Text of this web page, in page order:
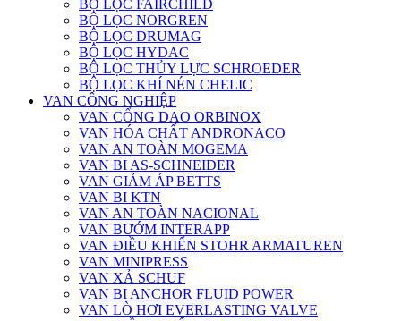
BỘ LỌC FAIRCHILD
BỘ LỌC NORGREN
BỘ LỌC DRUMAG
BỘ LỌC HYDAC
BỘ LỌC THỦY LỰC SCHROEDER
BỘ LỌC KHÍ NÉN CHELIC
VAN CÔNG NGHIỆP
VAN CỔNG DAO ORBINOX
VAN HÓA CHẤT ANDRONACO
VAN AN TOÀN MOGEMA
VAN BI AS-SCHNEIDER
VAN GIẢM ÁP BETTS
VAN BI KTN
VAN AN TOÀN NACIONAL
VAN BƯỚM INTERAPP
VAN ĐIỀU KHIỂN STOHR ARMATUREN
VAN MINIPRESS
VAN XẢ SCHUF
VAN BI ANCHOR FLUID POWER
VAN LÒ HƠI EVERLASTING VALVE